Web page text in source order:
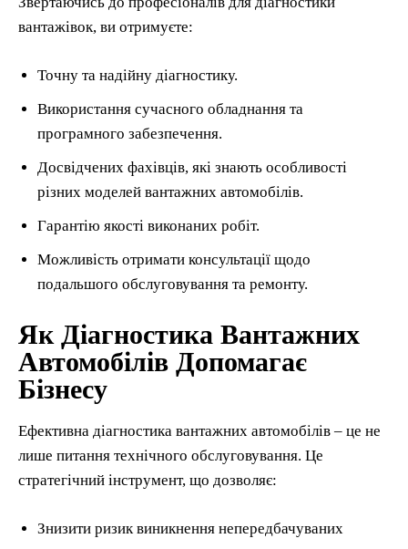
вантажівок, ви отримуєте:
Точну та надійну діагностику.
Використання сучасного обладнання та
програмного забезпечення.
Досвідчених фахівців, які знають особливості
різних моделей вантажних автомобілів.
Гарантію якості виконаних робіт.
Можливість отримати консультації щодо
подальшого обслуговування та ремонту.
Як Діагностика Вантажних
Автомобілів Допомагає
Бізнесу
Ефективна діагностика вантажних автомобілів – це не
лише питання технічного обслуговування. Це
стратегічний інструмент, що дозволяє:
Знизити ризик виникнення непередбачуваних